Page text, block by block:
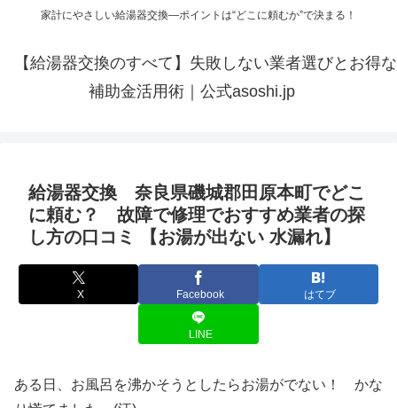
家計にやさしい給湯器交換—ポイントは“どこに頼むか”で決まる！
【給湯器交換のすべて】失敗しない業者選びとお得な
補助金活用術｜公式asoshi.jp
給湯器交換 奈良県磯城郡田原本町でどこ
に頼む？ 故障で修理でおすすめ業者の探
し方の口コミ 【お湯が出ない 水漏れ】
X Facebook はてブ
LINE
ある日、お風呂を沸かそうとしたらお湯がでない！ かな